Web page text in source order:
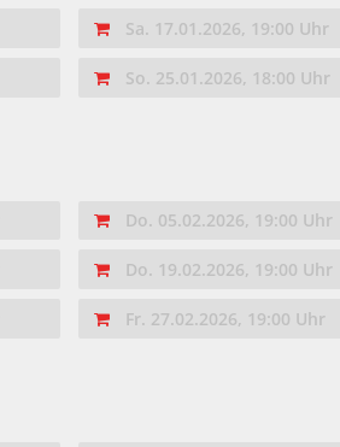
Sa. 17.01.2026, 19:00 Uhr
So. 25.01.2026, 18:00 Uhr
Do. 05.02.2026, 19:00 Uhr
Do. 19.02.2026, 19:00 Uhr
Fr. 27.02.2026, 19:00 Uhr